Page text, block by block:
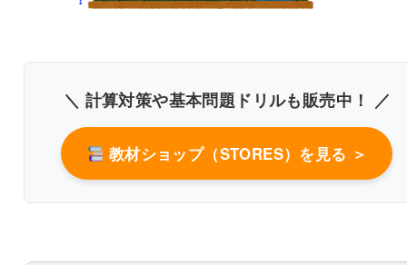
＼ 計算対策や基本問題ドリルも販売中！ ／
教材ショップ（STORES）を見る ＞